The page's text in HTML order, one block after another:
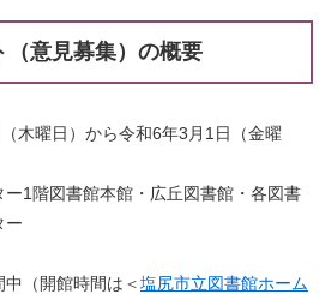
意見募集）の概要
木曜日）から令和6年3月1日（金曜
1階図書館本館・広丘図書館・各図書
ー
（開館時間は＜塩尻市立図書館ホーム